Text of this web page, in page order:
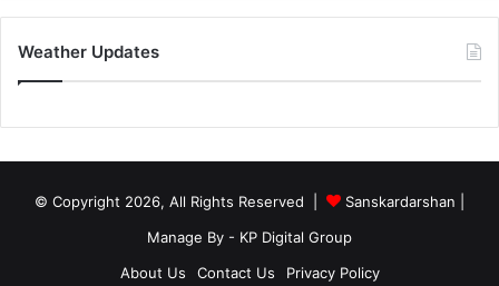
Weather Updates
© Copyright 2026, All Rights Reserved | Sanskardarshan
Manage By - KP Digital Group
About Us
Contact Us Privacy Policy